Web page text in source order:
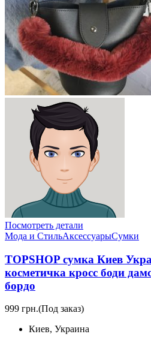
Посмотреть детали
Мода и СтильАксессуарыСумки
TOPSHOP сумка Киев
косметичка кросс боди
бордо
999 грн.(Под заказ)
Киев, Украина